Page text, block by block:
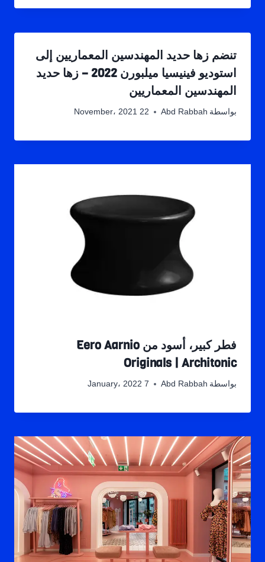
تنضم زها حديد المهندسين المعماريين إلى
استوديو فينيسيا ميلبورن 2022 – زها حديد
المهندسين المعماريين
بواسطة Abd Rabbah 22 November، 2021
فطر كبير، أسود من Eero Aarnio
Originals | Architonic
بواسطة Abd Rabbah 7 January، 2022